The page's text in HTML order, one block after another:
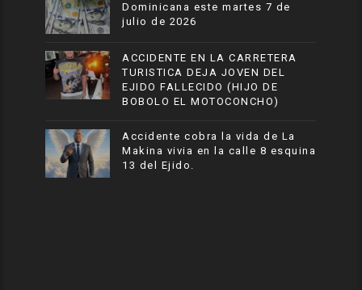
Dominicana este martes 7 de
julio de 2026
ACCIDENTE EN LA CARRETERA
TURISTICA DEJA JOVEN DEL
EJIDO FALLECIDO (HIJO DE
BOBOLO EL MOTOCONCHO)
Accidente cobra la vida de La
Makina vivia en la calle 8 esquina
13 del Ejido.